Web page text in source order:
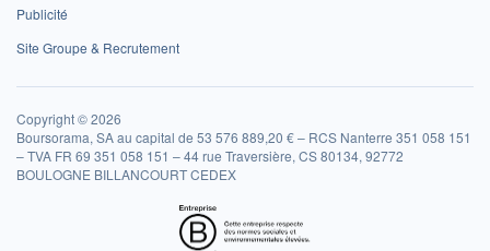
Publicité
Site Groupe & Recrutement
Copyright © 2026
Boursorama, SA au capital de 53 576 889,20 € – RCS Nanterre 351 058 151
– TVA FR 69 351 058 151 – 44 rue Traversière, CS 80134, 92772
BOULOGNE BILLANCOURT CEDEX